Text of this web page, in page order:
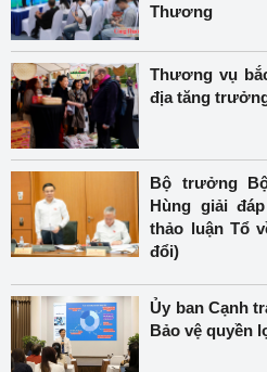
Thương
Thương vụ
địa tăng
Bộ trưởng
Hùng giải
thảo luận Tổ
đổi)
Ủy ban Cạnh
Bảo vệ quyền